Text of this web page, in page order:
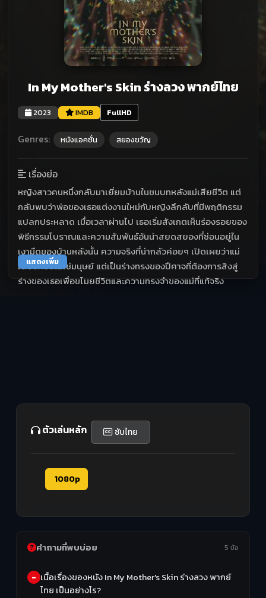
In My Mother's Skin ร่างลวง พากย์ไทย
2023 IMDB FullHD
Genres: หนังแอคชั่น สยองขวัญ
เรื่องย่อ
หญิงสาวคนหนึ่งกลับมาเยี่ยมบ้านในชนบทหลังแม่เสียชีวิต แต่
กลับพบว่าพ่อของเธอแต่งงานใหม่กับหญิงลึกลับที่มีพฤติกรรม
แปลกประหลาด เมื่อเวลาผ่านไป เธอเริ่มสังเกตเห็นร่องรอยของ
พิธีกรรมโบราณและความสัมพันธ์อันน่าสยดสยองที่ซ่อนอยู่ใน
เงามืดของบ้านหลังนั้น ความจริงที่น่ากลัวค่อยๆ เปิดเผยว่าแม่
เลี้ยงคนนี้ไม่ใช่มนุษย์ แต่เป็นร่างทรงของปีศาจที่ต้องการสิงสู่
ร่างของเธอเพื่อขโมยชีวิตและความทรงจำของแม่ที่แท้จริง
แสดงเพิ่ม
ตัวเล่นหลัก ซับไทย
1080p
คำถามที่พบบ่อย 5 ข้อ
เนื้อเรื่องของหนัง In My Mother's Skin ร่างลวง พากย์
ไทย เป็นอย่างไร?